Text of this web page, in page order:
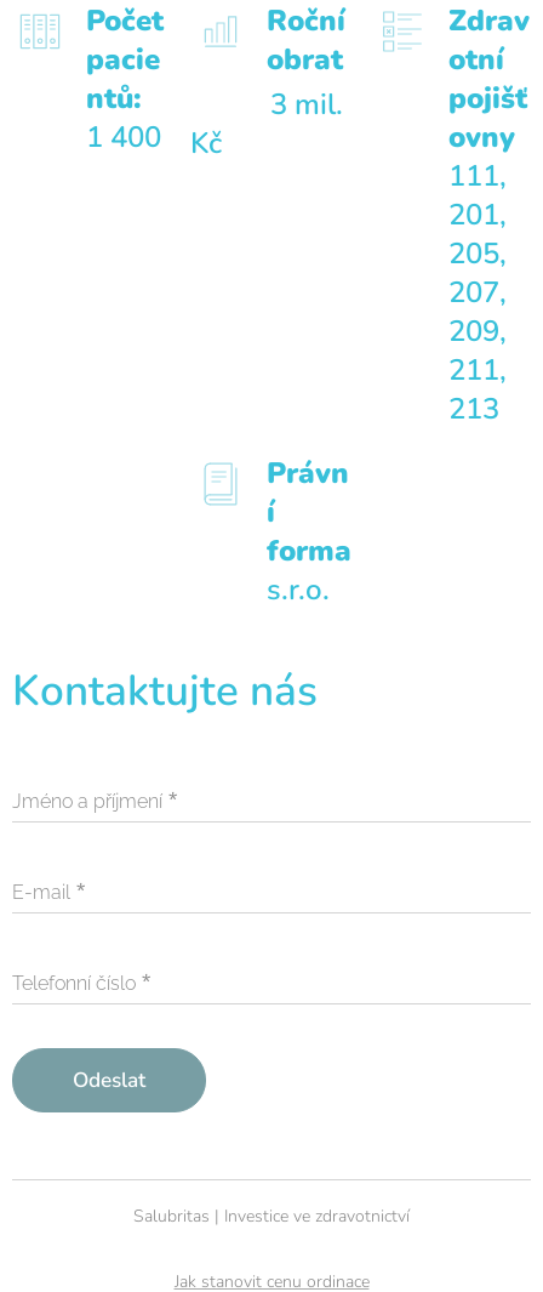
Počet
pacie
ntů:
1 400
Roční
obrat
3 mil.
Kč
Zdrav
otní
pojišť
ovny
111,
201,
205,
207,
209,
211,
213
Právn
í
forma
s.r.o.
Kontaktujte nás
Jméno a příjmení
E-mail
Telefonní číslo
Odeslat
Salubritas | Investice ve zdravotnictví
Jak stanovit cenu ordinace